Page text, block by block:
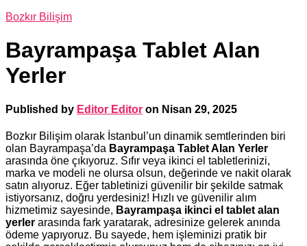
Bozkır Bilişim
Bayrampaşa Tablet Alan
Yerler
Published by Editor Editor on Nisan 29, 2025
Bozkır Bilişim olarak İstanbul’un dinamik semtlerinden biri
olan Bayrampaşa’da Bayrampaşa Tablet Alan Yerler
arasında öne çıkıyoruz. Sıfır veya ikinci el tabletlerinizi,
marka ve modeli ne olursa olsun, değerinde ve nakit olarak
satın alıyoruz. Eğer tabletinizi güvenilir bir şekilde satmak
istiyorsanız, doğru yerdesiniz! Hızlı ve güvenilir alım
hizmetimiz sayesinde, Bayrampaşa ikinci el tablet alan
yerler arasında fark yaratarak, adresinize gelerek anında
ödeme yapıyoruz. Bu sayede, hem işleminizi pratik bir